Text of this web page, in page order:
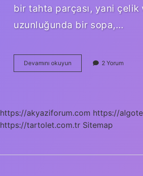
bir tahta parçası, yani
uzunluğunda bir sopa,…
Devamını okuyun
Çelik
2 Yorum
https://akyaziforum.com https://
https://tartolet.com.tr Sitemap